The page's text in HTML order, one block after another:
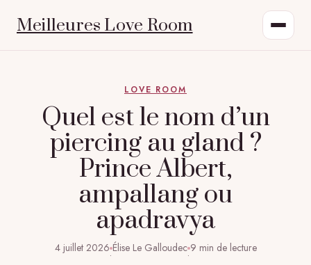
Meilleures Love Room
LOVE ROOM
Quel est le nom d’un
piercing au gland ?
Prince Albert,
ampallang ou
apadravya
4 juillet 2026·Élise Le Galloudec·9 min de lecture